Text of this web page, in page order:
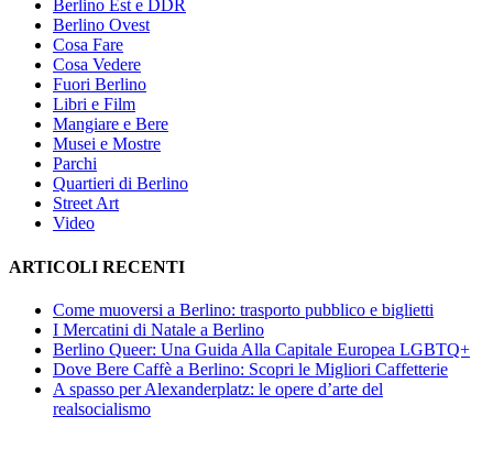
Berlino Est e DDR
Berlino Ovest
Cosa Fare
Cosa Vedere
Fuori Berlino
Libri e Film
Mangiare e Bere
Musei e Mostre
Parchi
Quartieri di Berlino
Street Art
Video
ARTICOLI RECENTI
Come muoversi a Berlino: trasporto pubblico e biglietti
I Mercatini di Natale a Berlino
Berlino Queer: Una Guida Alla Capitale Europea LGBTQ+
Dove Bere Caffè a Berlino: Scopri le Migliori Caffetterie
A spasso per Alexanderplatz: le opere d’arte del
realsocialismo